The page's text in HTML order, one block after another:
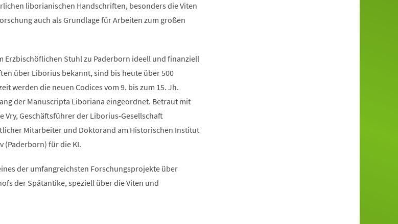
liborianischen Handschriften, besonders die Viten
auch als Grundlage für Arbeiten zum großen
Erzbischöflichen Stuhl zu Paderborn ideell und finanziell
über Liborius bekannt, sind bis heute über 500
werden die neuen Codices vom 9. bis zum 15. Jh.
der Manuscripta Liboriana eingeordnet. Betraut mit
Vry, Geschäftsführer der Liborius-Gesellschaft
Mitarbeiter und Doktorand am Historischen Institut
(Paderborn) für die KI.
der umfangreichsten Forschungsprojekte über
der Spätantike, speziell über die Viten und